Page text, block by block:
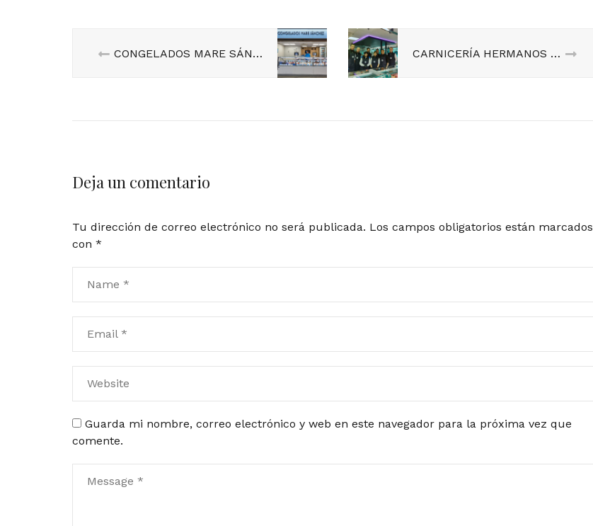
CONGELADOS MARE SÁNCHEZ. Puesto 24 CARNICERÍA HERMANOS PUEYO. Puestos 4, 5 y 33.
Deja un comentario
Tu dirección de correo electrónico no será publicada. Los campos obligatorios están marcados
con *
Guarda mi nombre, correo electrónico y web en este navegador para la próxima vez que
comente.